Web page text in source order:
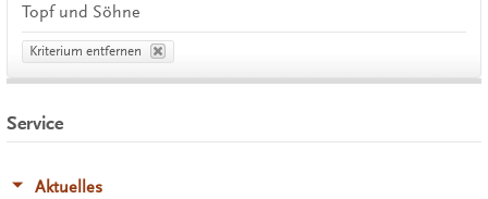
Topf und Söhne
Kriterium entfernen
Service
Aktuelles